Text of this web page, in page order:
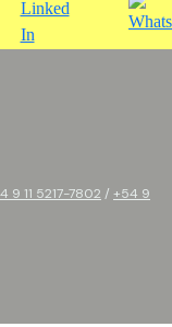
9 11 5217-7802 / +54 9